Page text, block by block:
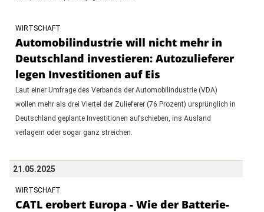
WIRTSCHAFT
Automobilindustrie will nicht mehr in
Deutschland investieren: Autozulieferer
legen Investitionen auf Eis
Laut einer Umfrage des Verbands der Automobilindustrie (VDA)
wollen mehr als drei Viertel der Zulieferer (76 Prozent) ursprünglich in
Deutschland geplante Investitionen aufschieben, ins Ausland
verlagern oder sogar ganz streichen.
21.05.2025
WIRTSCHAFT
CATL erobert Europa - Wie der Batterie-